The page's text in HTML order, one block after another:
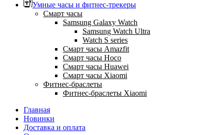
Умные часы и фитнес-трекеры
Смарт часы
Samsung Galaxy Watch
Samsung Watch Ultra
Watch S series
Смарт часы Amazfit
Смарт часы Hoco
Смарт часы Huawei
Смарт часы Xiaomi
Фитнес-браслеты
Фитнес-браслеты Xiaomi
Главная
Новинки
Доставка и оплата